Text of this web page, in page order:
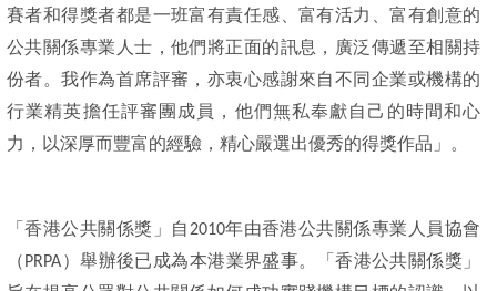
賽者和得獎者都是一班富有責任感、富有活力、富有創意的
公共關係專業人士，他們將正面的訊息，廣泛傳遞至相關持
份者。我作為首席評審，亦衷心感謝來自不同企業或機構的
行業精英擔任評審團成員，他們無私奉獻自己的時間和心
力，以深厚而豐富的經驗，精心嚴選出優秀的得獎作品」。
「香港公共關係獎」自2010年由香港公共關係專業人員協會
（PRPA）舉辦後已成為本港業界盛事。「香港公共關係獎」